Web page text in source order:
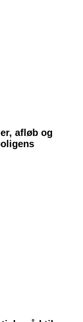
afløb og